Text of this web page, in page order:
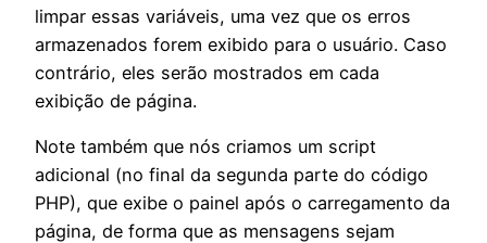
limpar essas variáveis, uma vez que os erros
armazenados forem exibido para o usuário. Caso
contrário, eles serão mostrados em cada
exibição de página.
Note também que nós criamos um script
adicional (no final da segunda parte do código
PHP), que exibe o painel após o carregamento da
página, de forma que as mensagens sejam